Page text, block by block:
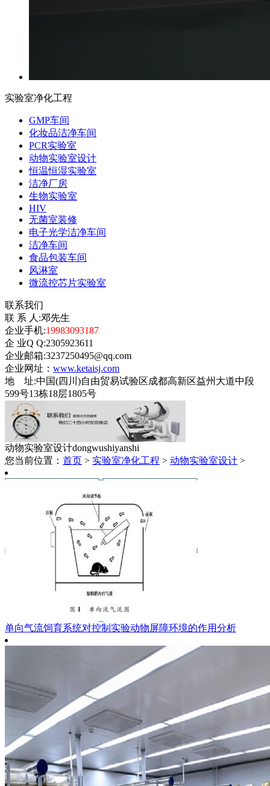
实验室净化工程
GMP车间
化妆品洁净车间
PCR实验室
动物实验室设计
恒温恒湿实验室
洁净厂房
生物实验室
HIV
无菌室装修
电子光学洁净车间
洁净车间
食品包装车间
风淋室
微流控芯片实验室
联系我们
联 系 人:邓先生
企业手机:19983093187
企 业Q Q:2305923611
企业邮箱:3237250495@qq.com
企业网址： www.ketaisj.com
地 址:中国(四川)自由贸易试验区成都高新区益州大道中段
599号13栋18层1805号
动物实验室设计dongwushiyanshi
您当前位置： 首页 > 实验室净化工程 > 动物实验室设计 >
单向气流饲育系统对控制实验动物屏障环境的作用分析